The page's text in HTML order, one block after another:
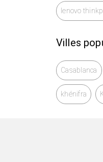
🚚
lenovo
Villes
Casablanca
khénifra